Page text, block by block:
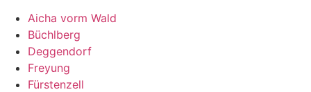
Aicha vorm Wald
Büchlberg
Deggendorf
Freyung
Fürstenzell